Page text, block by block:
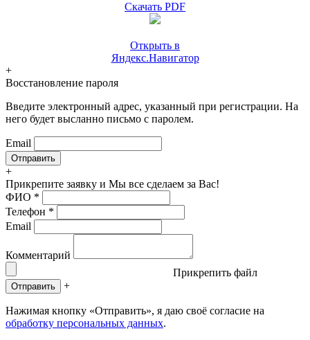
Скачать PDF
Открыть в
Яндекс.Навигатор
+
Восстановление пароля
Введите электронный адрес, указанный при регистрации. На
него будет высланно письмо с паролем.
Email
+
Прикрепите заявку и Мы все сделаем за Вас!
ФИО *
Телефон *
Email
Комментарий
Прикрепить файл
Отправить +
Нажимая кнопку «Отправить», я даю своё согласие на
обработку персональных данных.